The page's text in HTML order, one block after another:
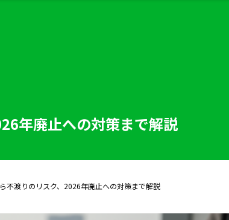
年廃止への対策まで解説
不渡りのリスク、2026年廃止への対策まで解説